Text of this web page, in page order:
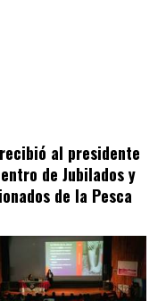
al presidente
de Jubilados y
de la Pesca